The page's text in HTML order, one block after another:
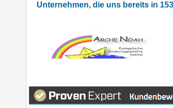
Unternehmen, die uns bereits in